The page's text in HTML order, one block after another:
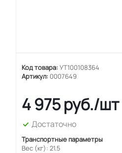
Код товара: УТ100108364
Артикул: 0007649
4 975руб./шт
Достаточно
Транспортные параметры
Вес (кг): 21.5